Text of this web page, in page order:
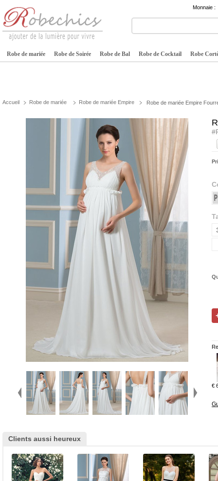
Monnaie :
Robe de mariée Robe de Soirée Robe de Bal Robe de Cocktail Robe
Accueil Robe de mariée Robe de mariée Empire Robe de mariée Empire
€
Clients aussi heureux